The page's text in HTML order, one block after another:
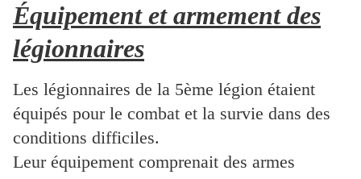
Équipement et armement des
légionnaires
Les légionnaires de la 5ème légion étaient
équipés pour le combat et la survie dans des
conditions difficiles.
Leur équipement comprenait des armes